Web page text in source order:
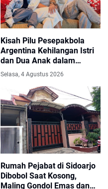
Kisah Pilu Pesepakbola
Argentina Kehilangan Istri
dan Dua Anak dalam
Gempa Dahsyat Venezuela
Selasa, 4 Agustus 2026
Rumah Pejabat di Sidoarjo
Dibobol Saat Kosong,
Maling Gondol Emas dan